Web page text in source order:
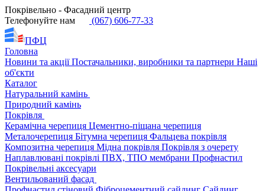
Покрівельно - Фасадний центр
Телефонуйте нам
(067) 606-77-33
ПФЦ
Головна
Новини та акціїПостачальники, виробники та партнери Наші
об'єкти
Каталог
Натуральний камінь
Природний камінь
Покрівля
Керамічна черепиця Цементно-піщана черепиця
Металочерепиця Бітумна черепиця Фальцева покрівля
Композитна черепиця Мідна покрівля Покрівля з очерету
Наплавлювані покрівлі ПВХ, ТПО мембрани Профнастил
Покрівельні аксесуари
Вентильований фасад